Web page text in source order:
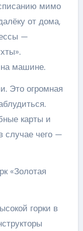
мимо
от дома,
—
машине.
Это огромная
карты и
случае чего —
«Золотая
горки в